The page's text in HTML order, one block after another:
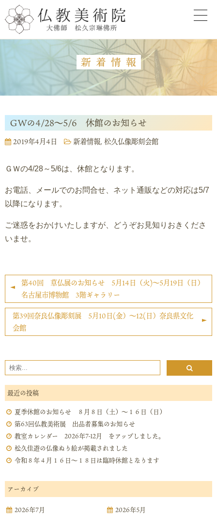
新着情報
ＧＷの4/28～5/6 休館のお知らせ
2019年4月4日 新着情報, 松久仏像彫刻会館
ＧＷの4/28～5/6は、休館となります。
お電話、メールでのお問合せ、ネット通販などの対応は5/7
以降になります。
ご迷惑をおかけいたしますが、どうぞお見知りおきくださ
いませ。
第40回 草仏展のお知らせ 5月14日（火)～5月19日（日）
名古屋市博物館 3階ギャラリー
第39回奈良仏像彫刻展 5月10日(金）～12(日）奈良県文化
会館
最近の投稿
夏季休館のお知らせ ８月８日（土）～１６日（日）
第63回仏教美術展 出品者募集のお知らせ
教室カレンダー 2026年7-12月 をアップしました。
松久佳遊の仏像ぬり絵が掲載されました
令和８年４月１６日～１８日は臨時休館となります
アーカイブ
2026年7月
2026年5月